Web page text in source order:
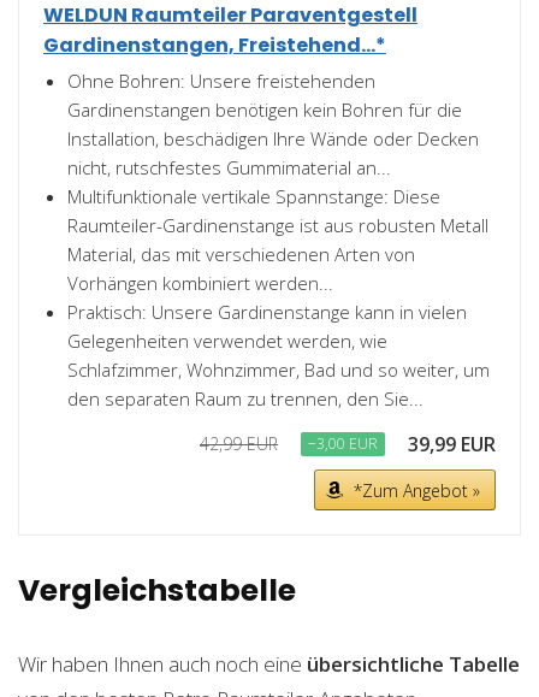
WELDUN Raumteiler Paraventgestell
Gardinenstangen, Freistehend...*
Ohne Bohren: Unsere freistehenden
Gardinenstangen benötigen kein Bohren für die
Installation, beschädigen Ihre Wände oder Decken
nicht, rutschfestes Gummimaterial an...
Multifunktionale vertikale Spannstange: Diese
Raumteiler-Gardinenstange ist aus robusten Metall
Material, das mit verschiedenen Arten von
Vorhängen kombiniert werden...
Praktisch: Unsere Gardinenstange kann in vielen
Gelegenheiten verwendet werden, wie
Schlafzimmer, Wohnzimmer, Bad und so weiter, um
den separaten Raum zu trennen, den Sie...
42,99 EUR −3,00 EUR 39,99 EUR
*Zum Angebot »
Vergleichstabelle
Wir haben Ihnen auch noch eine übersichtliche Tabelle